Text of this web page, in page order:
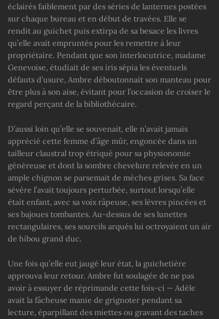
éclairés faiblement par des séries de lanternes postées
sur chaque bureau et en début de travées. Elle se
rendit au guichet puis extirpa de sa besace les livres
qu’elle avait empruntés pour les remettre à leur
propriétaire. Pendant que son interlocutrice, madame
Genevoise, étudiait de ses iris sépia les éventuels
défauts d’usure, Ambre déboutonnait son manteau pour
être plus à son aise, évitant pour l’occasion de croiser le
regard perçant de la bibliothécaire.
D’aussi loin qu’elle se souvenait, elle n’avait jamais
apprécié cette femme d’âge mûr, engoncée dans un
tailleur claustral trop étriqué pour sa physionomie
généreuse et dont la sombre chevelure relevée en un
ample chignon se parsemait de mèches grises. Sa face
sévère l’avait toujours perturbée, surtout lorsqu’elle
était enfant, avec sa voix râpeuse, ses lèvres pincées et
ses bajoues tombantes. Au-dessus de ses lunettes
rectangulaires, ses sourcils arqués lui octroyaient un air
de hibou grand duc.
Une fois qu’elle eut jaugé leur état, la guichetière
approuva leur retour. Ambre fut soulagée de ne pas
avoir à essuyer de réprimande cette fois-ci — Adèle
avait la fâcheuse manie de grignoter pendant sa
lecture, éparpillant des miettes ou gravant des taches